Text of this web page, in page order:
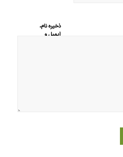
ذخیره نام،
ایمیل و